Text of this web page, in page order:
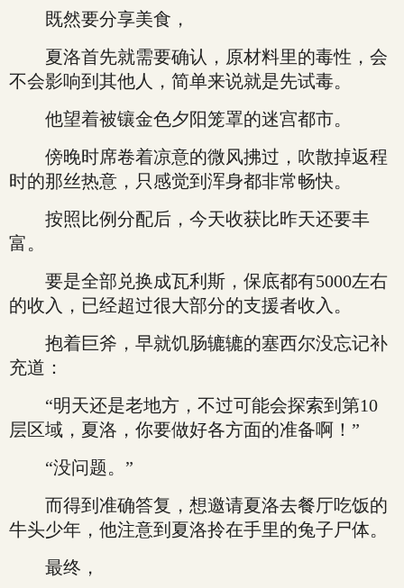
既然要分享美食，
夏洛首先就需要确认，原材料里的毒性，会
不会影响到其他人，简单来说就是先试毒。
他望着被镶金色夕阳笼罩的迷宫都市。
傍晚时席卷着凉意的微风拂过，吹散掉返程
时的那丝热意，只感觉到浑身都非常畅快。
按照比例分配后，今天收获比昨天还要丰
富。
要是全部兑换成瓦利斯，保底都有5000左右
的收入，已经超过很大部分的支援者收入。
抱着巨斧，早就饥肠辘辘的塞西尔没忘记补
充道：
“明天还是老地方，不过可能会探索到第10
层区域，夏洛，你要做好各方面的准备啊！”
“没问题。”
而得到准确答复，想邀请夏洛去餐厅吃饭的
牛头少年，他注意到夏洛拎在手里的兔子尸体。
最终，